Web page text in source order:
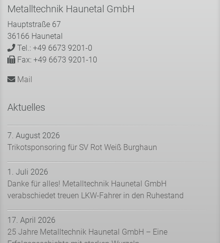
Metalltechnik Haunetal GmbH
Hauptstraße 67
36166 Haunetal
Tel.: +49 6673 9201-0
Fax: +49 6673 9201-10
Mail
Aktuelles
7. August 2026
Trikotsponsoring für SV Rot Weiß Burghaun
1. Juli 2026
Danke für alles! Metalltechnik Haunetal GmbH
verabschiedet treuen LKW-Fahrer in den Ruhestand
17. April 2026
25 Jahre Metalltechnik Haunetal GmbH – Eine